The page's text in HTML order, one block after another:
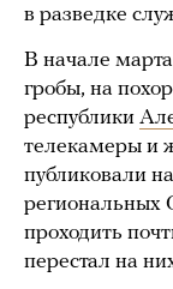
в разведке
В начале
гробы, на
республики
телекамеры и
публиковали
проходить
перестал на